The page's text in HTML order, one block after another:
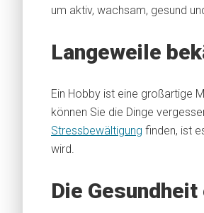
um aktiv, wachsam, gesund
Langeweile
Ein Hobby ist eine großartige
können Sie die Dinge
Stressbewältigung finden, ist
wird.
Die